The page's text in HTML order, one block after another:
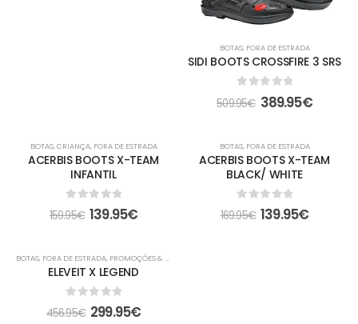
BOTAS, FORA DE ESTRADA
SIDI BOOTS CROSSFIRE 3 SRS
out of 5
509.95€ 389.95€
BOTAS,CRIANÇA, FORA DE ESTRADA
ACERBIS BOOTS X-TEAM
INFANTIL
out of 5
159.95€ 139.95€
BOTAS, FORA DE ESTRADA
ACERBIS BOOTS X-TEAM
BLACK/ WHITE
out of 5
169.95€ 139.95€
BOTAS, FORA DE ESTRADA, PROMOÇÕES & OFERTAS
ELEVEIT X LEGEND
out of 5
456.95€ 299.95€